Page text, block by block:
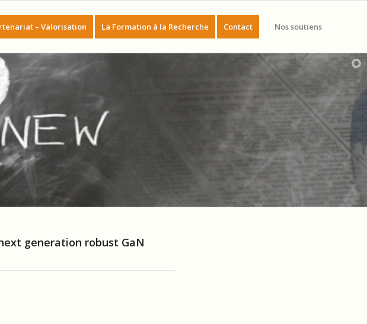
– Valorisation La Formation à la Recherche Contact Nos soutiens
generation robust GaN